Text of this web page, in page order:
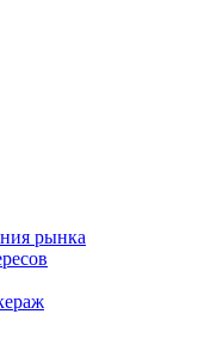
рынка